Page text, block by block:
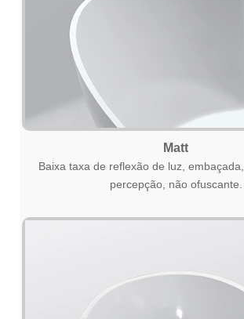
Matt
Baixa taxa de reflexão de luz,
percepção, não ofuscante.